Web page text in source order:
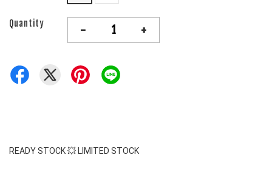
Quantity - +
READY STOCK 💥 LIMITED STOCK